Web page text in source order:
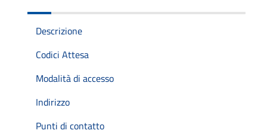
Descrizione
Codici Attesa
Modalità di accesso
Indirizzo
Punti di contatto